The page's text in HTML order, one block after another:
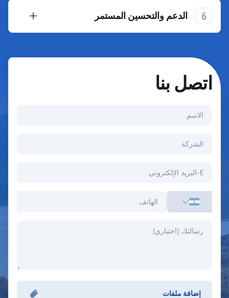
الحالية (تخطيط موارد المؤسسة، وإدارة علاقات العملاء،
وغيرها) والأنظمة الأساسية للجهات الخارجية.
6 الدعم والتحسين المستمر
اتصل بنا
إضافة ملفات